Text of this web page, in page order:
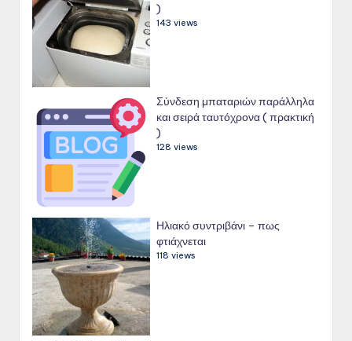
)
143 views
Σύνδεση μπαταριών παράλληλα
και σειρά ταυτόχρονα ( πρακτική
)
128 views
Ηλιακό συντριβάνι – πως
φτιάχνεται
118 views